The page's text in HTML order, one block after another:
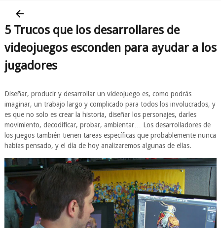
5 Trucos que los desarrollares de
videojuegos esconden para ayudar a los
jugadores
Diseñar, producir y desarrollar un videojuego es, como podrás
imaginar, un trabajo largo y complicado para todos los involucrados, y
es que no solo es crear la historia, diseñar los personajes, darles
movimiento, decodificar, probar, ambientar… Los desarrolladores de
los juegos también tienen tareas específicas que probablemente nunca
habías pensado, y el día de hoy analizaremos algunas de ellas.